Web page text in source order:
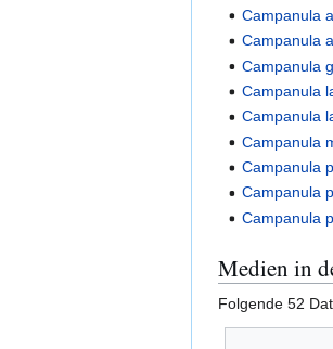
Campanula
Campanula
Campanula
Campanula
Campanula
Campanula
Campanula
Campanula
Campanula
Medien in
Folgende 52